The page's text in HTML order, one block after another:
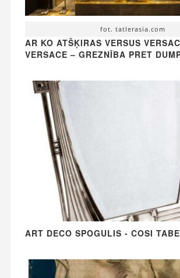
fot. tatlerasia.com
AR KO ATŠĶIRAS VERSUS
VERSACE – GREZNĪBA PRET
ART DECO SPOGULIS - COSI